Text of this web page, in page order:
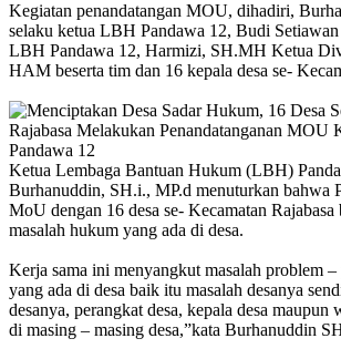
‎Kegiatan penandatangan MOU, dihadiri,
selaku ketua LBH Pandawa 12, Budi Setiawan
LBH Pandawa 12, Harmizi, SH.MH Ketua
HAM beserta tim dan 16 kepala desa se-
‎Ketua Lembaga Bantuan Hukum (LBH)
Burhanuddin, SH.i., MP.d menuturkan bahwa
MoU dengan 16 desa se- Kecamatan Rajabasa
masalah hukum yang ada di desa.
‎Kerja sama ini menyangkut masalah problem
yang ada di desa baik itu masalah desanya
desanya, perangkat desa, kepala desa maupun
di masing – masing desa,”kata Burhanuddin